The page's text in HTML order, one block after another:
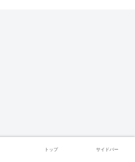
トップ サイドバー